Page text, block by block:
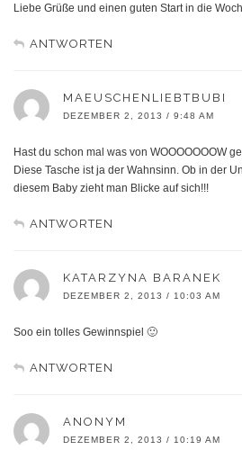
Liebe Grüße und einen guten Start in die
ANTWORTEN
MAEUSCHENLIEBTBUBI
DEZEMBER 2, 2013 / 9:48 AM
Hast du schon mal was von WOOOOOOOW
Diese Tasche ist ja der Wahnsinn. Ob in der
diesem Baby zieht man Blicke auf sich!!!
ANTWORTEN
KATARZYNA BARANEK
DEZEMBER 2, 2013 / 10:03 AM
Soo ein tolles Gewinnspiel 🙂
ANTWORTEN
ANONYM
DEZEMBER 2, 2013 / 10:19 AM